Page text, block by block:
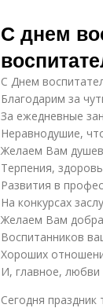
С днем
С Днем
Благодарим за
За ежедневные
Неравнодушие,
Желаем Вам
Терпения,
Развития в
На конкурсах
Желаем Вам
Воспитанников
Хороших
И, главное,
Сегодня праздник